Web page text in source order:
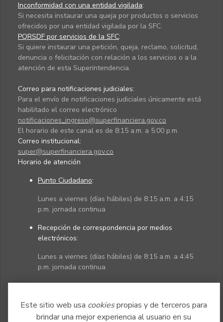
Este sitio web usa cookiespropias y de terceros para
brindar una mejor experiencia al usuario en su
Inconformidad con una entidad vigilada:
Si necesita instaurar una queja por productos o servicios
ofrecidos por una entidad vigilada por la SFC.
PQRSDF por servicios de la SFC:
Si quiere instaurar una petición, queja, reclamo, solicitud,
denuncia o felicitación con relación a los servicios o a la
atención de esta Superintendencia.
Correo para notificaciones judiciales:
Para el envío de notificaciones judiciales únicamente está
habilitado el correo electrónico
notificaciones_ingreso@superfinanciera.gov.co
El horario de este canal es de 8:15 a.m. a 5:00 p.m.
Correo institucional:
super@superfinanciera.gov.co
Horario de atención
Punto Ciudadano:
Lunes a viernes (días hábiles) de 8:15 a.m. a 4:15
p.m. jornada continua
Recepción de correspondencia por medios
electrónicos:
Lunes a viernes (días hábiles) de 8:15 a.m. a 4:45
p.m. jornada continua